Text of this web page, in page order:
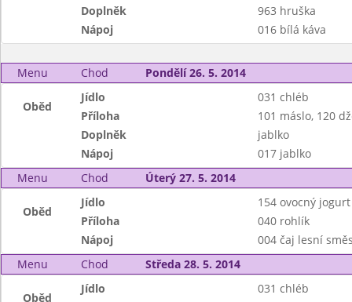
Doplněk
963 hruška
Nápoj
016 bílá káva
Menu Chod Pondělí 26. 5. 2014
Oběd
Jídlo
031 chléb
Příloha
101 máslo, 120
Doplněk
jablko
Nápoj
017 jablko
Menu
Chod Úterý 27. 5. 2014
Oběd
Jídlo
154 ovocný jogurt
Příloha
040 rohlík
Nápoj
004 čaj lesní
Menu
Chod Středa 28. 5. 2014
Oběd
Jídlo
031 chléb